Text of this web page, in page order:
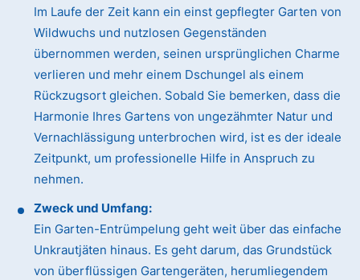
Im Laufe der Zeit kann ein einst gepflegter Garten von
Wildwuchs und nutzlosen Gegenständen
übernommen werden, seinen ursprünglichen Charme
verlieren und mehr einem Dschungel als einem
Rückzugsort gleichen. Sobald Sie bemerken, dass die
Harmonie Ihres Gartens von ungezähmter Natur und
Vernachlässigung unterbrochen wird, ist es der ideale
Zeitpunkt, um professionelle Hilfe in Anspruch zu
nehmen.
Zweck und Umfang:
Ein Garten-Entrümpelung geht weit über das einfache
Unkrautjäten hinaus. Es geht darum, das Grundstück
von überflüssigen Gartengeräten, herumliegendem